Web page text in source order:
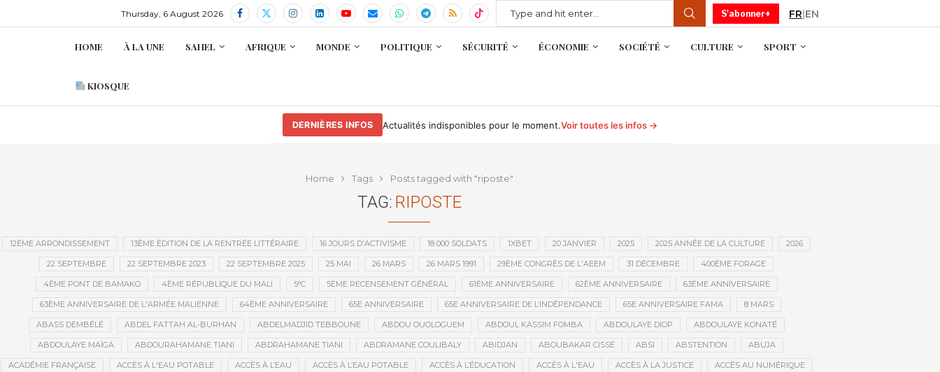
Thursday, 6 August 2026 S'abonner+ FR|EN
HOME À LA UNE SAHEL AFRIQUE MONDE POLITIQUE SÉCURITÉ ÉCONOMIE SOCIÉTÉ CULTURE SPORT
KIOSQUE
DERNIÈRES INFOS Actualités indisponibles pour le moment.Voir toutes les infos →
Home Tags Posts tagged with "riposte"
TAG: RIPOSTE
12ÈME ARRONDISSEMENT 13ÈME ÉDITION DE LA RENTRÉE LITTÉRAIRE 16 JOURS D'ACTIVISME 18 000 SOLDATS 1XBET 20 JANVIER 2025 2025 ANNÉE DE LA CULTURE 2026
22 SEPTEMBRE 22 SEPTEMBRE 2023 22 SEPTEMBRE 2025 25 MAI 26 MARS 26 MARS 1991 29ÈME CONGRÈS DE L'AEEM 31 DÉCEMBRE 400ÈME FORAGE
4ÈME PONT DE BAMAKO 4ÈME RÉPUBLIQUE DU MALI 5°C 5ÈME RECENSEMENT GÉNÉRAL 61ÈME ANNIVERSAIRE 62ÈME ANNIVERSAIRE 63ÈME ANNIVERSAIRE
63ÈME ANNIVERSAIRE DE L'ARMÉE MALIENNE 64ÈME ANNIVERSAIRE 65E ANNIVERSAIRE 65E ANNIVERSAIRE DE L’INDÉPENDANCE 65E ANNIVERSAIRE FAMA 8 MARS
ABASS DEMBÉLÉ ABDEL FATTAH AL-BURHAN ABDELMADJID TEBBOUNE ABDOU OUOLOGUEM ABDOUL KASSIM FOMBA ABDOULAYE DIOP ABDOULAYE KONATÉ
ABDOULAYE MAÏGA ABDOURAHAMANE TIANI ABDRAHAMANE TIANI ABDRAMANE COULIBALY ABIDJAN ABOUBAKAR CISSÉ ABSI ABSTENTION ABUJA
ACADÉMIE FRANÇAISE ACCÈS À L'EAU POTABLE ACCÈS À L’EAU ACCÈS À L’EAU POTABLE ACCÈS À L’ÉDUCATION ACCÈS À L'EAU ACCÈS À LA JUSTICE ACCÈS AU NUMÉRIQUE